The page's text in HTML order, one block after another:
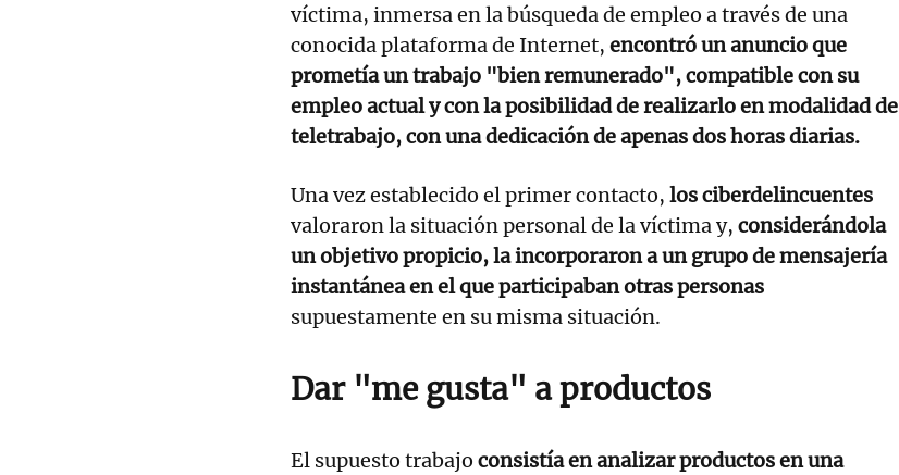
víctima, inmersa en la búsqueda de empleo a través de una
conocida plataforma de Internet, encontró un anuncio que
prometía un trabajo "bien remunerado", compatible con su
empleo actual y con la posibilidad de realizarlo en modalidad de
teletrabajo, con una dedicación de apenas dos horas diarias.
Una vez establecido el primer contacto, los ciberdelincuentes
valoraron la situación personal de la víctima y, considerándola
un objetivo propicio, la incorporaron a un grupo de mensajería
instantánea en el que participaban otras personas
supuestamente en su misma situación.
Dar "me gusta" a productos
El supuesto trabajo consistía en analizar productos en una